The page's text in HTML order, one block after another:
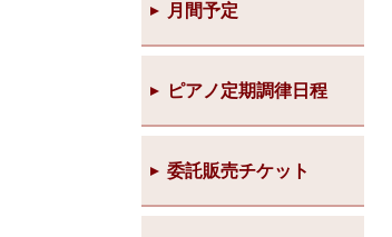
月間予定
ピアノ定期調律日程
委託販売チケット